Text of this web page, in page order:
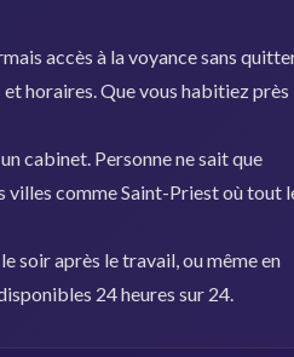
accès à la voyance sans
horaires. Que vous habitiez près
cabinet. Personne ne sait que
villes comme Saint-Priest où tout
soir après le travail, ou même en
24 heures sur 24.